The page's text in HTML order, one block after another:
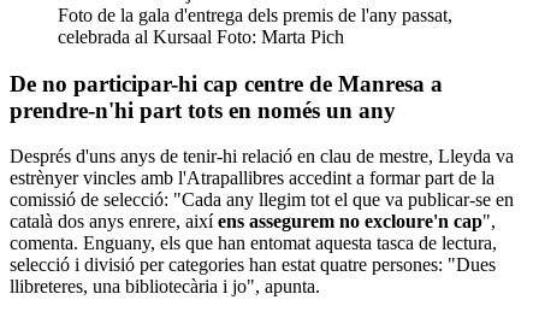
Foto de la gala d'entrega dels premis de l'any passat,
celebrada al Kursaal Foto: Marta Pich
De no participar-hi cap centre de Manresa a
prendre-n'hi part tots en només un any
Després d'uns anys de tenir-hi relació en clau de mestre, Lleyda va
estrènyer vincles amb l'Atrapallibres accedint a formar part de la
comissió de selecció: "Cada any llegim tot el que va publicar-se en
català dos anys enrere, així ens assegurem no excloure'n cap",
comenta. Enguany, els que han entomat aquesta tasca de lectura,
selecció i divisió per categories han estat quatre persones: "Dues
llibreteres, una bibliotecària i jo", apunta.